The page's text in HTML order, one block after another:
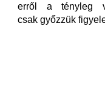
erről a tényleg
csak győzzük